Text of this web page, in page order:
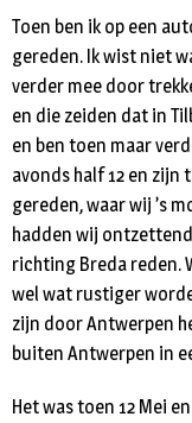
Toen ben ik op een
gereden. Ik wist niet
verder mee door
en die zeiden dat in
en ben toen maar
avonds half 12 en zijn
gereden, waar wij ’s
hadden wij
richting Breda reden.
wel wat rustiger
zijn door Antwerpen
buiten Antwerpen in
Het was toen 12 Mei